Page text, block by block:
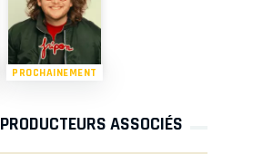
PROCHAINEMENT
ASSOCIÉS